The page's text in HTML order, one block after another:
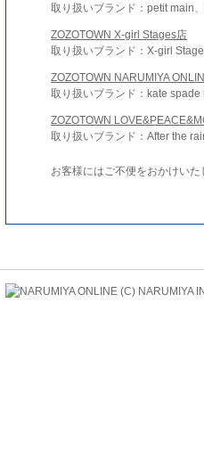
取り扱いブランド：petit main
ZOZOTOWN X-girl Stages店
取り扱いブランド：X-girl
ZOZOTOWN NARUMIYA
取り扱いブランド：kate
ZOZOTOWN
取り扱いブランド：After the
お客様にはご不便をおかけい